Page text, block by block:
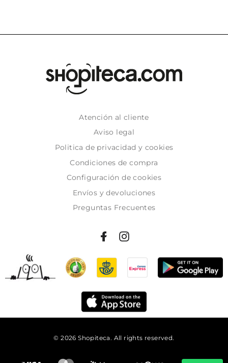
Atención al cliente
Aviso legal
Politica de privacidad y cookies
Condiciones de compra
Configuración de cookies
Envíos y devoluciones
Preguntas Frecuentes
© 2026 Shopiteca. All rights reserved.